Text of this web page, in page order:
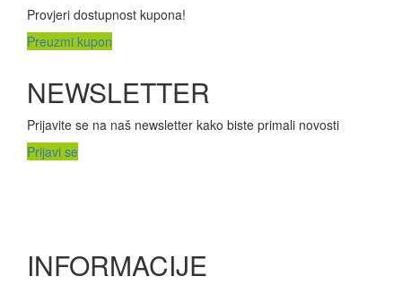
Provjeri dostupnost kupona!
Preuzmi kupon
NEWSLETTER
Prijavite se na naš newsletter kako biste primali novosti
Prijavi se
INFORMACIJE